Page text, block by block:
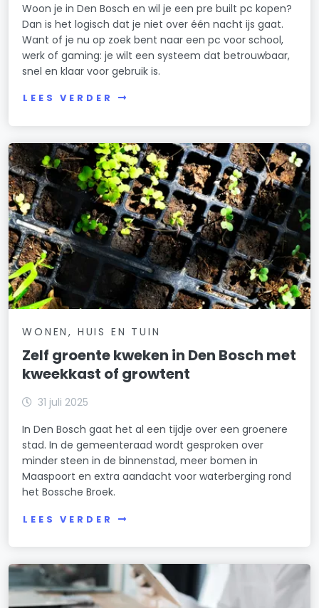
Woon je in Den Bosch en wil je een pre built pc kopen?
Dan is het logisch dat je niet over één nacht ijs gaat.
Want of je nu op zoek bent naar een pc voor school,
werk of gaming: je wilt een systeem dat betrouwbaar,
snel en klaar voor gebruik is.
LEES VERDER
WONEN, HUIS EN TUIN
Zelf groente kweken in Den Bosch met
kweekkast of growtent
31 juli 2025
In Den Bosch gaat het al een tijdje over een groenere
stad. In de gemeenteraad wordt gesproken over
minder steen in de binnenstad, meer bomen in
Maaspoort en extra aandacht voor waterberging rond
het Bossche Broek.
LEES VERDER